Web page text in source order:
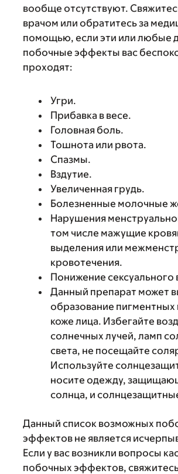
вообще отсутствуют.
врачом или обратитесь за
помощью, если эти или любые
побочные эффекты вас
проходят:
Угри.
Прибавка в весе.
Головная боль.
Тошнота или рвота.
Спазмы.
Вздутие.
Увеличенная грудь.
Болезненные молочные
Нарушения
том числе мажущие
выделения или
кровотечения.
Понижение сексуального
Данный препарат может
образование пигментных
коже лица. Избегайте
солнечных лучей, ламп
света, не посещайте
Используйте
носите одежду,
солнца, и
Данный список возможных
эффектов не является
Если у вас возникли вопросы
побочных эффектов,